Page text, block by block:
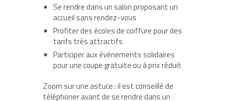
Se rendre dans un salon proposant un
accueil sans rendez-vous
Profiter des écoles de coiffure pour des
tarifs très attractifs
Participer aux événements solidaires
pour une coupe gratuite ou à prix réduit
Zoom sur une astuce : il est conseillé de
téléphoner avant de se rendre dans un